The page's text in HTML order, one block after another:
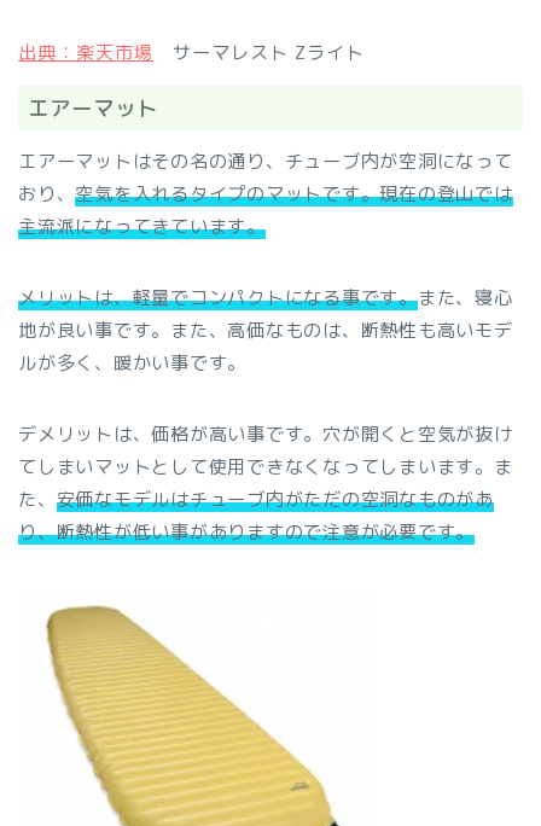
出典：楽天市場 サーマレスト Zライト
エアーマット
エアーマットはその名の通り、チューブ内が空洞になって
おり、空気を入れるタイプのマットです。現在の登山では
主流派になってきています。
メリットは、軽量でコンパクトになる事です。また、寝心
地が良い事です。また、高価なものは、断熱性も高いモデ
ルが多く、暖かい事です。
デメリットは、価格が高い事です。穴が開くと空気が抜け
てしまいマットとして使用できなくなってしまいます。ま
た、 安価なモデルはチューブ内がただの空洞なものがあ
り、断熱性が低い事がありますので注意が必要です。